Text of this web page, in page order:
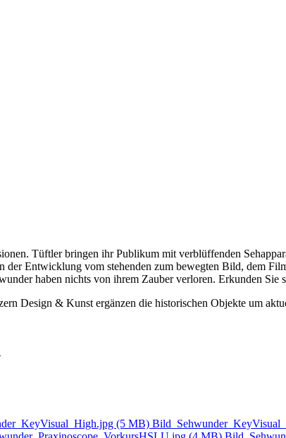
Tüftler bringen ihr Publikum mit verblüffenden
Entwicklung vom stehenden zum bewegten Bild, dem
haben nichts von ihrem Zauber verloren. Erkunden
Design & Kunst ergänzen die historischen Objekte um
(5 MB)